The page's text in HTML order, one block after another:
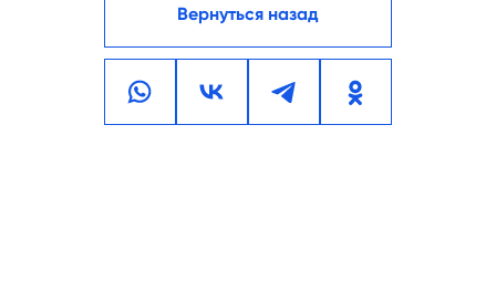
Вернуться назад